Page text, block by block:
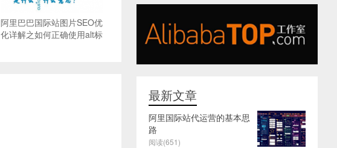
阿里巴巴国际站图片SEO优
化详解之如何正确使用alt标
最新文章
阿里国际站代运营的基本思
路
阅读(651)